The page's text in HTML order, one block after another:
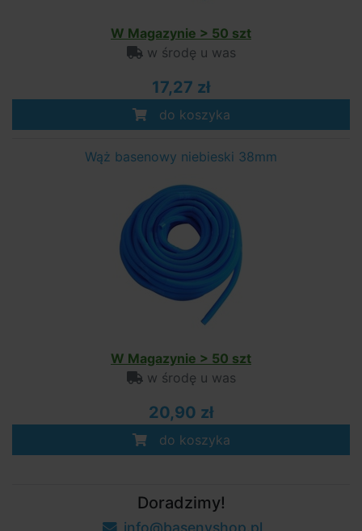
W Magazynie > 50 szt
w środę u was
17,27 zł
do koszyka
Wąż basenowy niebieski 38mm
W Magazynie > 50 szt
w środę u was
20,90 zł
do koszyka
Doradzimy!
info@basenyshop.pl